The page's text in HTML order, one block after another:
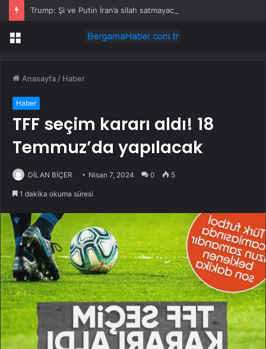
Trump: Şi ve Putin İran’a silah satmayacaklarını söyledi
Menü
Anasayfa / Haber
Haber
TFF seçim kararı aldı! 18
Temmuz’da yapılacak
DİLAN BİÇER Nisan 7, 2024 0 5
1 dakika okuma süresi